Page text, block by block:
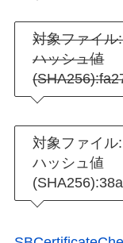
対象ファイル
ハッシュ値
対象ファイ
ハッシュ値